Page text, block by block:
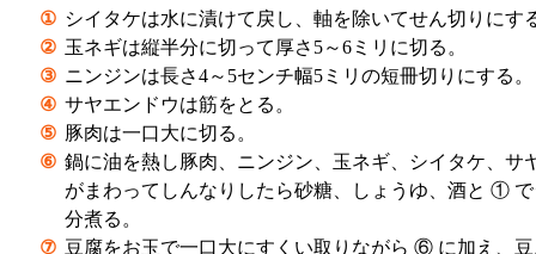
① シイタケは水に漬けて戻し、軸を除いてせん切りにす
② 玉ネギは縦半分に切って厚さ5～6ミリに切る。
③ ニンジンは長さ4～5センチ幅5ミリの短冊切りにする。
④ サヤエンドウは筋をとる。
⑤ 豚肉は一口大に切る。
⑥ 鍋に油を熱し豚肉、ニンジン、玉ネギ、シイタケ、サ
がまわってしんなりしたら砂糖、しょうゆ、酒と ①
分煮る。
⑦ 豆腐をお玉で一口大にすくい取りながら ⑥ に加え、